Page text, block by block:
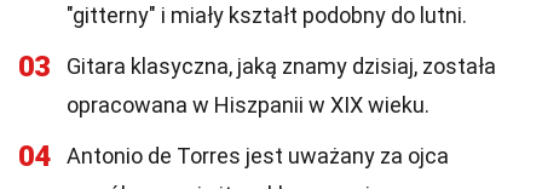
"gitterny" i miały kształt podobny do lutni.
03
Gitara klasyczna, jaką znamy dzisiaj, została
opracowana w Hiszpanii w XIX wieku.
04
Antonio de Torres jest uważany za ojca